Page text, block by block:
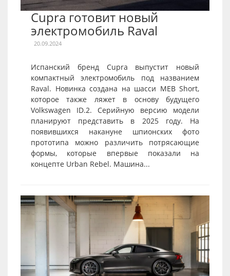
Cupra готовит новый
электромобиль Raval
20.09.2024
Испанский бренд Cupra выпустит новый
компактный электромобиль под названием
Raval. Новинка создана на шасси MEB Short,
которое также ляжет в основу будущего
Volkswagen ID.2. Серийную версию модели
планируют представить в 2025 году. На
появившихся накануне шпионских фото
прототипа можно различить потрясающие
формы, которые впервые показали на
концепте Urban Rebel. Машина...